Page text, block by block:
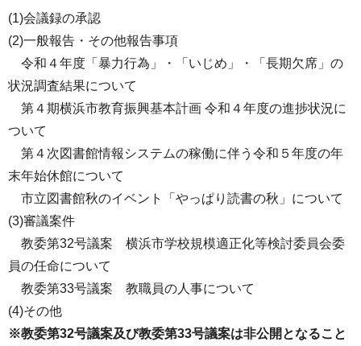
(1)会議録の承認
(2)一般報告・その他報告事項
令和４年度「暴力行為」・「いじめ」・「長期欠席」の
状況調査結果について
第４期横浜市教育振興基本計画 令和４年度の進捗状況に
ついて
第４次図書館情報システムの稼働に伴う令和５年度の年
末年始休館について
市立図書館秋のイベント「やっぱり読書の秋」について
(3)審議案件
教委第32号議案 横浜市学校規模適正化等検討委員会委
員の任命について
教委第33号議案 教職員の人事について
(4)その他
※教委第32号議案及び教委第33号議案は非公開となること